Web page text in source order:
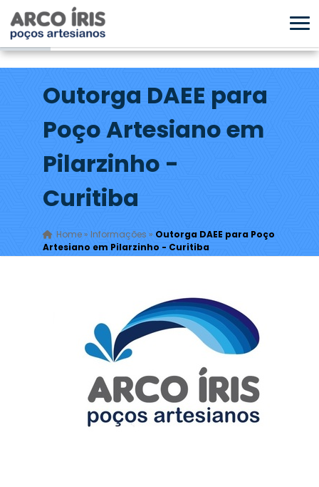
Outorga DAEE para
Poço Artesiano em
Pilarzinho -
Curitiba
Home» Informações » Outorga DAEE para Poço
Artesiano em Pilarzinho - Curitiba